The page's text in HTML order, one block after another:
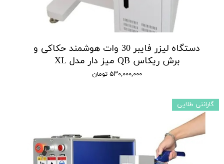
دستگاه لیزر فایبر 30 وات هوشمند حکاکی و
برش ریکاس QB میز دار مدل XL
۵۳۰,۰۰۰,۰۰۰ تومان
گارانتی طلایی